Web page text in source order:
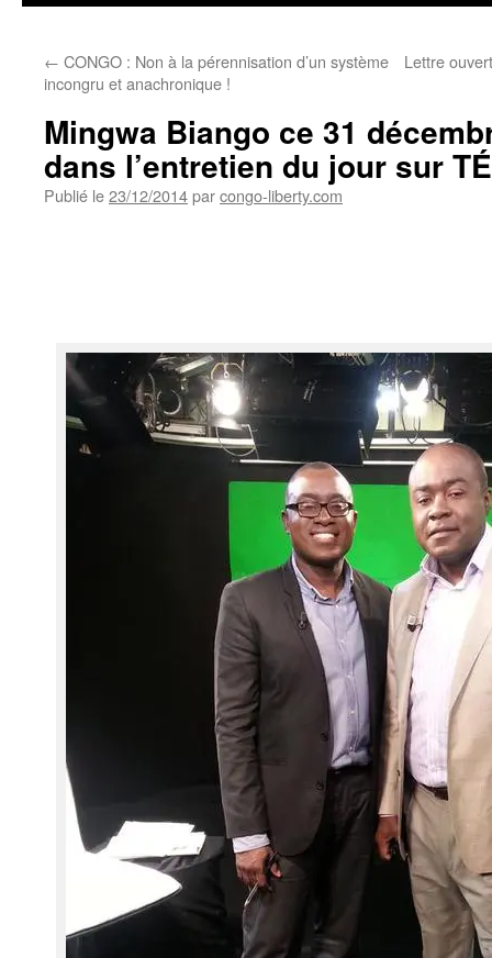
← CONGO : Non à la pérennisation d’un système
incongru et anachronique !
Lettre
Mingwa Biango ce 31
dans l’entretien du jour sur
Publié le23/12/2014parcongo-liberty.com